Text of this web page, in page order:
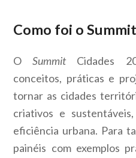
Como foi o
OSummitCidades
conceitos, práticas e
tornar as cidades
criativos e
eficiência urbana. Para
painéis com exemplos